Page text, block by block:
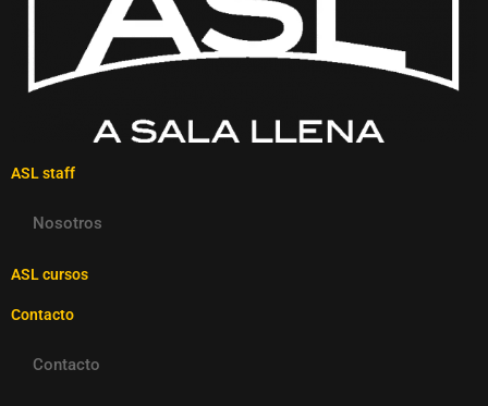
ASL staff
Nosotros
ASL cursos
Contacto
Contacto